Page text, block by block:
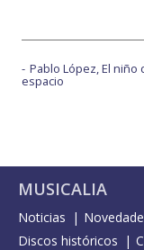
Pablo López, El niño
espacio
MUSICALIA
Noticias
Discos históricos